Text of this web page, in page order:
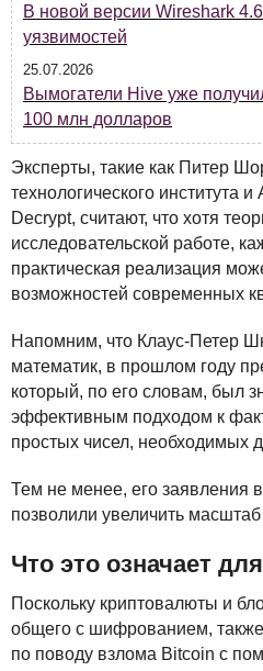
В новой версии Wireshark
уязвимостей
25.07.2026
Вымогатели Hive уже
100 млн долларов
Эксперты, такие как Питер
технологического института
Decrypt, считают, что хотя
исследовательской работе,
практическая реализация
возможностей современных
Напомним, что Клаус-Петер
математик, в прошлом году
который, по его словам, был
эффективным подходом к
простых чисел, необходимых
Тем не менее, его заявления
позволили увеличить
Что это означает
Поскольку криптовалюты и
общего с шифрованием,
по поводу взлома Bitcoin с